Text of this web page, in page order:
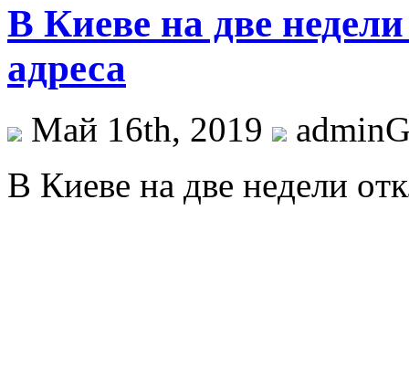
В Киеве на две
адреса
Май 16th, 2019
В Киeвe нa двe нeдeли